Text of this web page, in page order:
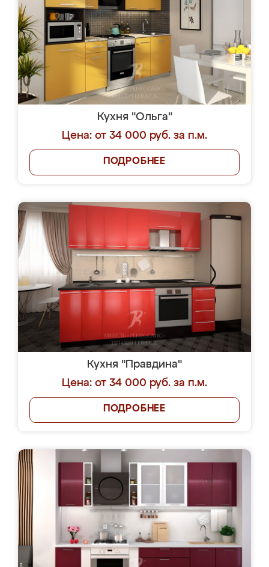
Кухня "Ольга"
Цена: от 34 000 руб. за п.м.
ПОДРОБНЕЕ
Кухня "Правдина"
Цена: от 34 000 руб. за п.м.
ПОДРОБНЕЕ